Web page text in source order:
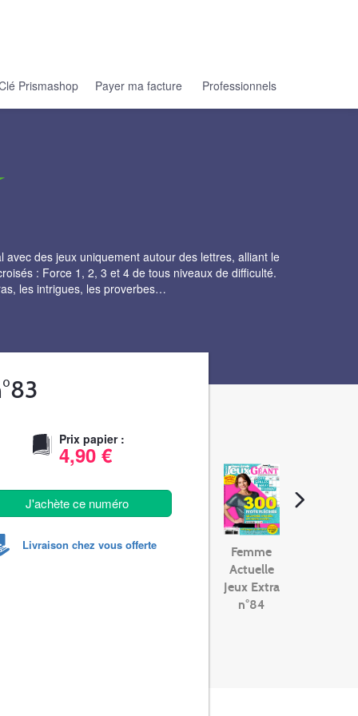
Prismashop Payer ma facture Professionnels
des jeux uniquement autour des lettres, alliant le
: Force 1, 2, 3 et 4 de tous niveaux de difficulté.
les intrigues, les proverbes…
Prix papier :
4,90 €
J'achète ce numéro
Livraison chez vous offerte
Femme
Actuelle
Jeux Extra
n°84